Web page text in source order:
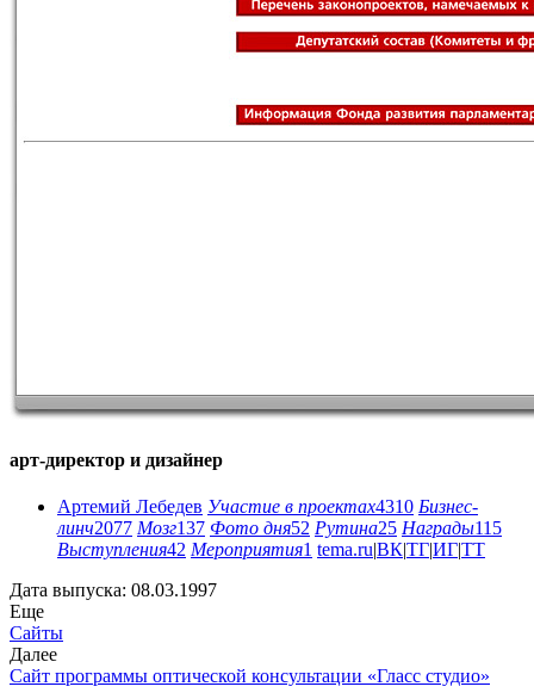
арт-директор и дизайнер
Артемий Лебедев Участие в проектах4310 Бизнес-
линч2077 Мозг137 Фото дня52 Рутина25 Награды115
Выступления42 Мероприятия1 tema.ru|ВК|ТГ|ИГ|ТТ
Дата выпуска: 08.03.1997
Еще
Сайты
Далее
Сайт программы оптической консультации «Гласс студио»